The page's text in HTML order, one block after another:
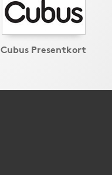
Cubus Presentkort